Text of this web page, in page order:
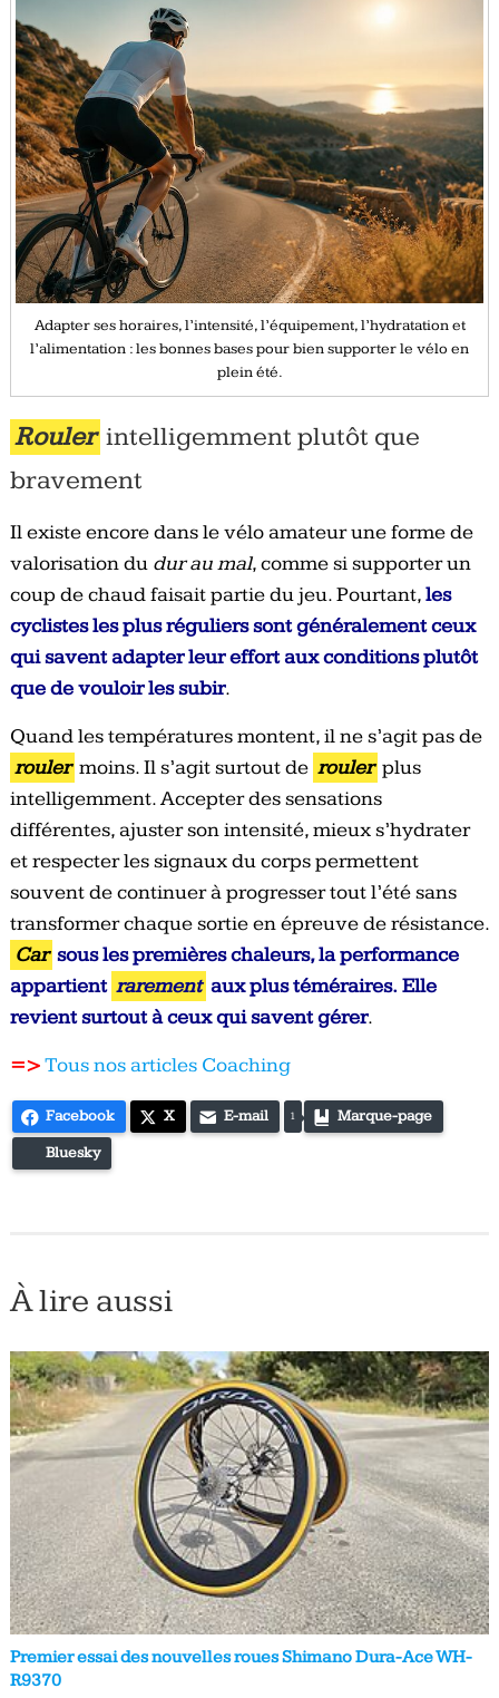
Adapter ses horaires, l’intensité, l’équipement, l’hydratation et
l’alimentation : les bonnes bases pour bien supporter le vélo en
plein été.
Rouler intelligemment plutôt que
bravement
Il existe encore dans le vélo amateur une forme de
valorisation du dur au mal, comme si supporter un
coup de chaud faisait partie du jeu. Pourtant,les
cyclistes les plus réguliers sont généralement ceux
qui savent adapter leur effort aux conditions plutôt
que de vouloir les subir.
Quand les températures montent, il ne s’agit pas de
rouler moins. Il s’agit surtout de rouler plus
intelligemment. Accepter des sensations
différentes, ajuster son intensité, mieux s’hydrater
et respecter les signaux du corps permettent
souvent de continuer à progresser tout l’été sans
transformer chaque sortie en épreuve de résistance.
Car sous les premières chaleurs, la performance
appartient rarement aux plus téméraires.Elle
revient surtout à ceux qui savent gérer.
=>Tous nos articles Coaching
Facebook X E-mail 1 Marque-page
Bluesky
À lire aussi
Premier essai des nouvelles roues Shimano Dura-Ace WH-
R9370